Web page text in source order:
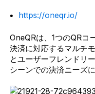
https://oneqr.io/
OneQRは、1つのQRコ
決済に対応するマルチ
とユーザーフレンドリ
シーンでの決済ニーズに